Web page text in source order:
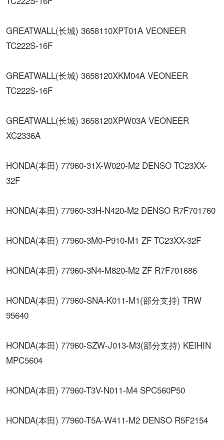
GREATWALL(长城) 3658110XPT01A VEONEER
TC222S-16F
GREATWALL(长城) 3658120XKM04A VEONEER
TC222S-16F
GREATWALL(长城) 3658120XPW03A VEONEER
XC2336A
HONDA(本田) 77960-31X-W020-M2 DENSO TC23XX-
32F
HONDA(本田) 77960-33H-N420-M2 DENSO R7F701760
HONDA(本田) 77960-3M0-P910-M1 ZF TC23XX-32F
HONDA(本田) 77960-3N4-M820-M2 ZF R7F701686
HONDA(本田) 77960-SNA-K011-M1(部分支持) TRW
95640
HONDA(本田) 77960-SZW-J013-M3(部分支持) KEIHIN
MPC5604
HONDA(本田) 77960-T3V-N011-M4 SPC560P50
HONDA(本田) 77960-T5A-W411-M2 DENSO R5F2154